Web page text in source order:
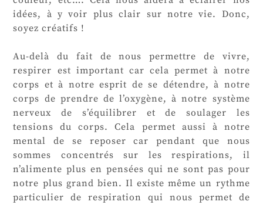
idées, à y voir plus clair sur notre vie. Donc,
soyez créatifs !
Au-delà du fait de nous permettre de vivre,
respirer est important car cela permet à notre
corps et à notre esprit de se détendre, à notre
corps de prendre de l’oxygène, à notre système
nerveux de s’équilibrer et de soulager les
tensions du corps. Cela permet aussi à notre
mental de se reposer car pendant que nous
sommes concentrés sur les respirations, il
n’alimente plus en pensées qui ne sont pas pour
notre plus grand bien. Il existe même un rythme
particulier de respiration qui nous permet de